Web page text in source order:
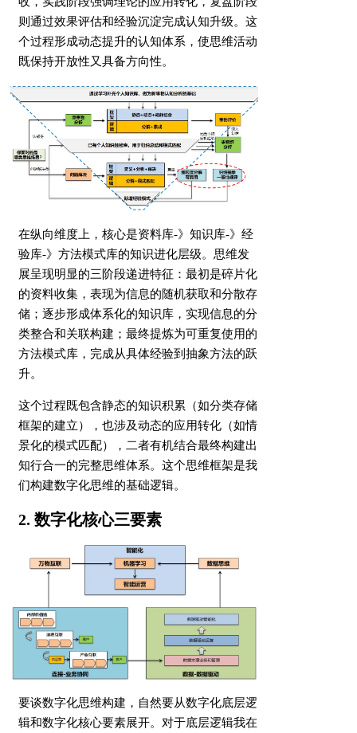
则通过效果评估和经验沉淀完成认知升级。这
个过程形成动态提升的认知体系，使思维活动
既保持开放性又具备方向性。
在纵向维度上，核心是资料库-》知识库-》经
验库-》方法模式库的知识进化层级。思维发
展呈现明显的三阶段递进特征：最初是碎片化
的资料收集，表现为信息的随机获取和分散存
储；逐步形成体系化的知识库，实现信息的分
类整合和关联构建；最终提炼为可重复使用的
方法模式库，完成从具体经验到抽象方法的跃
升。
这个过程既包含静态的知识积累（如分类存储
框架的建立），也涉及动态的应用转化（如情
景化的模式匹配），二者有机结合最终构建出
知行合一的完整思维体系。这个思维框架是我
们构建数字化思维的基础逻辑。
2. 数字化核心三要素
要谈数字化思维构建，自然要从数字化底层逻
辑和数字化核心要素展开。对于底层逻辑我在